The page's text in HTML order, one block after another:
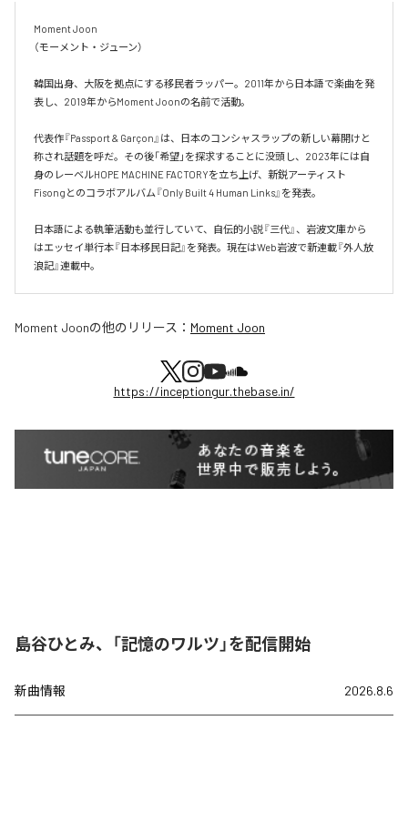
Moment Joon
（モーメント・ジューン）
韓国出身、大阪を拠点にする移民者ラッパー。2011年から日本語で楽曲を発
表し、2019年からMoment Joonの名前で活動。
代表作『Passport & Garçon』は、日本のコンシャスラップの新しい幕開けと
称され話題を呼だ。その後「希望」を探求することに没頭し、2023年には自
身のレーベルHOPE MACHINE FACTORYを立ち上げ、新鋭アーティスト
Fisongとのコラボアルバム『Only Built 4 Human Links』を発表。
日本語による執筆活動も並行していて、自伝的小説『三代』、岩波文庫から
はエッセイ単行本『日本移民日記』を発表。現在はWeb岩波で新連載『外人放
浪記』連載中。
Moment Joonの他のリリース： Moment Joon
https://inceptiongur.thebase.in/
島谷ひとみ、「記憶のワルツ」を配信開始
新曲情報 2026.8.6